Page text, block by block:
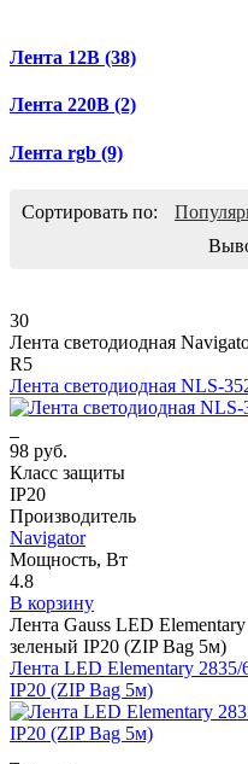
Лента 12В (38)
Лента 220В (2)
Лента rgb (9)
Сортировать по:
30
Лента светодиодная
R5
Лента светодиодная NLS-
98 руб.
Класс защиты
IP20
Производитель
Navigator
Мощность, Вт
4.8
В корзину
Лента Gauss LED
зеленый IP20 (ZIP Bag 5м)
Лента LED Elementary
IP20 (ZIP Bag 5м)